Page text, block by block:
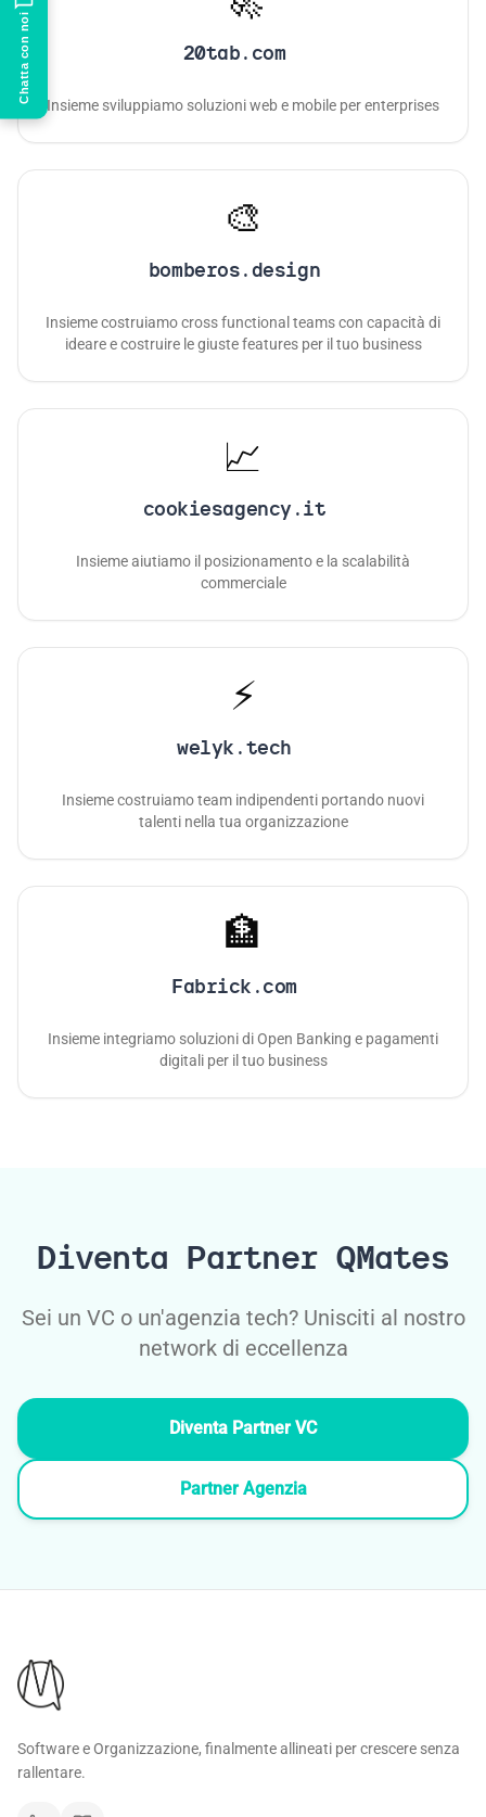
20tab.com
Insieme sviluppiamo soluzioni web e mobile per enterprises
🎨
bomberos.design
Insieme costruiamo cross functional teams con capacità di
ideare e costruire le giuste features per il tuo business
📈
cookiesagency.it
Insieme aiutiamo il posizionamento e la scalabilità
commerciale
⚡
welyk.tech
Insieme costruiamo team indipendenti portando nuovi
talenti nella tua organizzazione
🏦
Fabrick.com
Insieme integriamo soluzioni di Open Banking e pagamenti
digitali per il tuo business
Diventa Partner QMates
Sei un VC o un'agenzia tech? Unisciti al nostro
network di eccellenza
Diventa Partner VC
Partner Agenzia
Software e Organizzazione, finalmente allineati per crescere senza
rallentare.